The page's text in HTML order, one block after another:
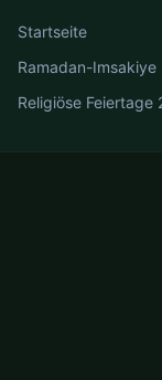
Startseite
Ramadan-Imsakiye
Religiöse Feiertage
Gebetszeiten